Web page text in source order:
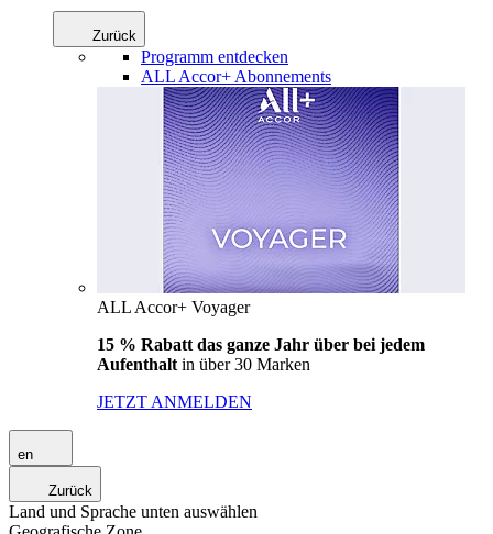
Zurück
Programm entdecken
ALL Accor+ Abonnements
ALL Accor+ Voyager
15 % Rabatt das ganze Jahr über bei jedem
Aufenthalt in über 30 Marken
JETZT ANMELDEN
en
Zurück
Land und Sprache unten auswählen